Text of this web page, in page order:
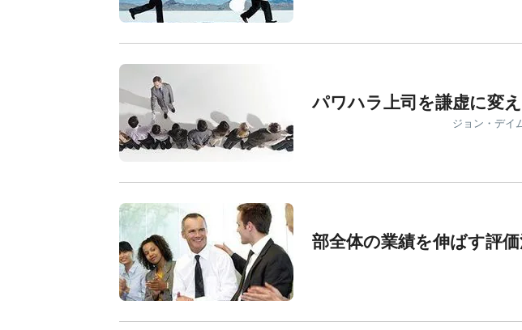
パワハラ上司を謙虚に変
ジョン・デイ
部全体の業績を伸ばす評